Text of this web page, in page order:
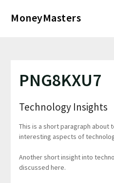
MoneyMasters
PNG8KXU7
Technology Insights
This is a short paragraph about
interesting aspects of
Another short insight into
discussed here.